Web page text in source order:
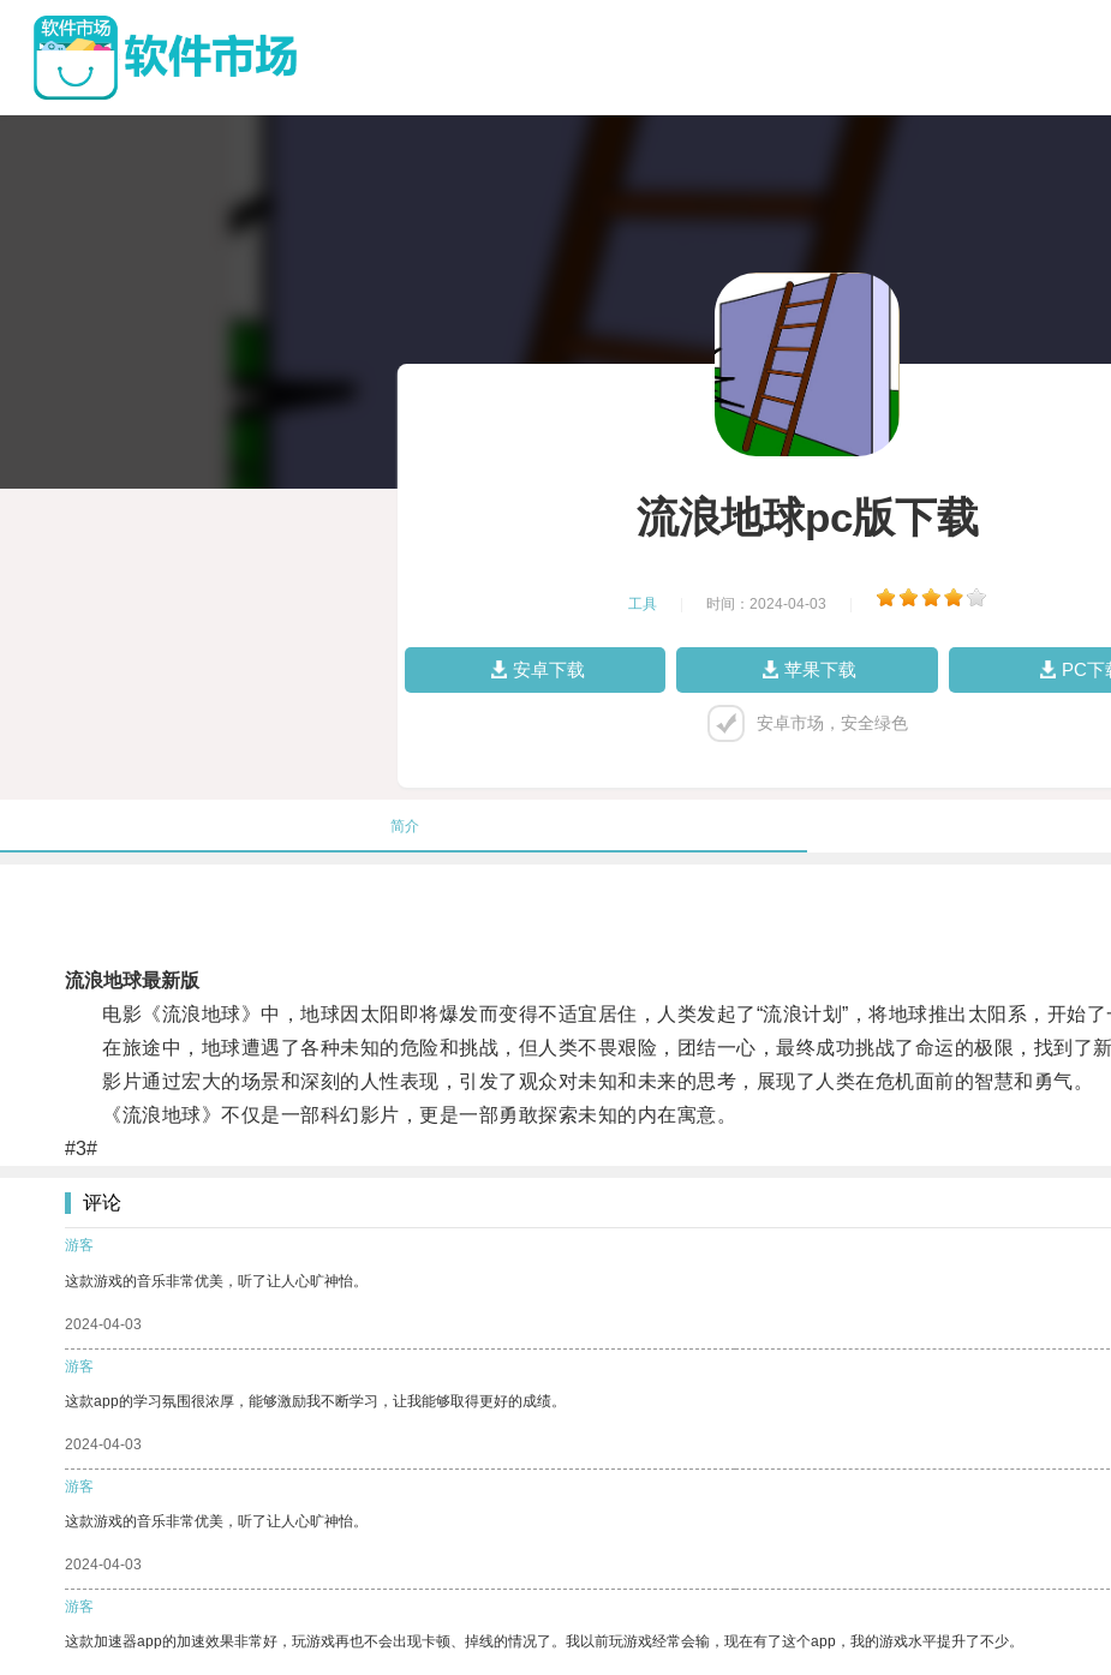
流浪地球pc版下载
工具 时间：2024-04-03
安卓下载 苹果下载 PC下
安卓市场，安全绿色
简介
流浪地球最新版
电影《流浪地球》中，地球因太阳即将爆发而变得不适宜居住，人类发起了“流浪计划”，将地球推出太阳系，开始了
在旅途中，地球遭遇了各种未知的危险和挑战，但人类不畏艰险，团结一心，最终成功挑战了命运的极限，找到了新
影片通过宏大的场景和深刻的人性表现，引发了观众对未知和未来的思考，展现了人类在危机面前的智慧和勇气。
《流浪地球》不仅是一部科幻影片，更是一部勇敢探索未知的内在寓意。
#3#
评论
游客
这款游戏的音乐非常优美，听了让人心旷神怡。
2024-04-03
游客
这款app的学习氛围很浓厚，能够激励我不断学习，让我能够取得更好的成绩。
2024-04-03
游客
这款游戏的音乐非常优美，听了让人心旷神怡。
2024-04-03
游客
这款加速器app的加速效果非常好，玩游戏再也不会出现卡顿、掉线的情况了。我以前玩游戏经常会输，现在有了这个app，我的游戏水平提升了不少。